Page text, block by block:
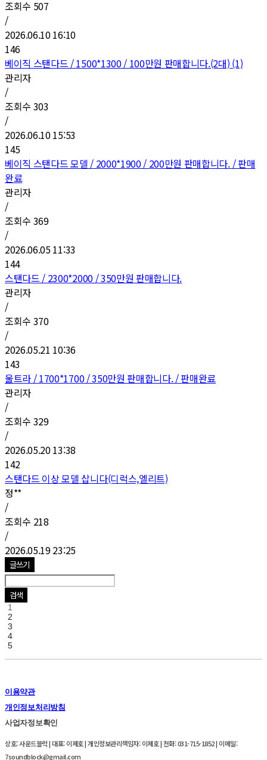
조회수 507
/
2026.06.10 16:10
146
베이직 스탠다드 / 1500*1300 / 100만원 판매합니다.(2대) (1)
관리자
/
조회수 303
/
2026.06.10 15:53
145
베이직 스탠다드 모델 / 2000*1900 / 200만원 판매합니다. / 판매
완료
관리자
/
조회수 369
/
2026.06.05 11:33
144
스탠다드 / 2300*2000 / 350만원 판매합니다.
관리자
/
조회수 370
/
2026.05.21 10:36
143
울트라 / 1700*1700 / 350만원 판매합니다. / 판매완료
관리자
/
조회수 329
/
2026.05.20 13:38
142
스탠다드 이상 모델 삽니다(디럭스,엘리트)
정**
/
조회수 218
/
2026.05.19 23:25
글쓰기
검색
1
2
3
4
5
이용약관
개인정보처리방침
사업자정보확인
상호: 사운드블럭 | 대표: 이제호 | 개인정보관리책임자: 이제호 | 전화: 031-715-1852 | 이메일:
7soundblock@gmail.com